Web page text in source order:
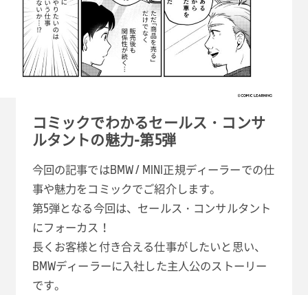
コミックでわかるセールス・コンサ
ルタントの魅力-第5弾
今回の記事ではBMW / MINI正規ディーラーでの仕
事や魅力をコミックでご紹介します。
第5弾となる今回は、セールス・コンサルタント
にフォーカス！
長くお客様と付き合える仕事がしたいと思い、
BMWディーラーに入社した主人公のストーリー
です。